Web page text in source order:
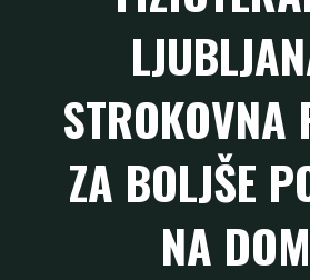
STROKOVNA
ZA BOLJŠE
NA